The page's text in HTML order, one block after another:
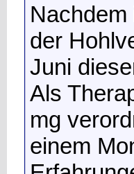
der
Juni
Als
mg
einem